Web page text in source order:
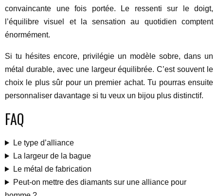
convaincante une fois portée. Le ressenti sur le doigt,
l’équilibre visuel et la sensation au quotidien comptent
énormément.
Si tu hésites encore, privilégie un modèle sobre, dans un
métal durable, avec une largeur équilibrée. C’est souvent le
choix le plus sûr pour un premier achat. Tu pourras ensuite
personnaliser davantage si tu veux un bijou plus distinctif.
FAQ
Le type d’alliance
La largeur de la bague
Le métal de fabrication
Peut-on mettre des diamants sur une alliance pour